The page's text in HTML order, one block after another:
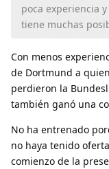
poca experiencia
tiene muchas
Con menos
de Dortmund a
perdieron la
también ganó una
No ha entrenado
no haya tenido
comienzo de la